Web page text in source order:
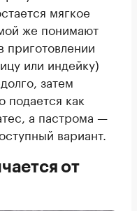
мягкое
же понимают
приготовлении
или индейку)
затем
подается как
а пастрома —
вариант.
от